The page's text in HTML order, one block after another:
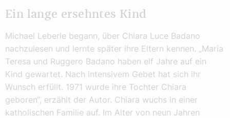
Ein lange ersehntes Kind
Michael Leberle begann, über Chiara Luce Badano
nachzulesen und lernte später ihre Eltern kennen. „Maria
Teresa und Ruggero Badano haben elf Jahre auf ein
Kind gewartet. Nach intensivem Gebet hat sich ihr
Wunsch erfüllt. 1971 wurde ihre Tochter Chiara
geboren“, erzählt der Autor. Chiara wuchs in einer
katholischen Familie auf. Im Alter von neun Jahren